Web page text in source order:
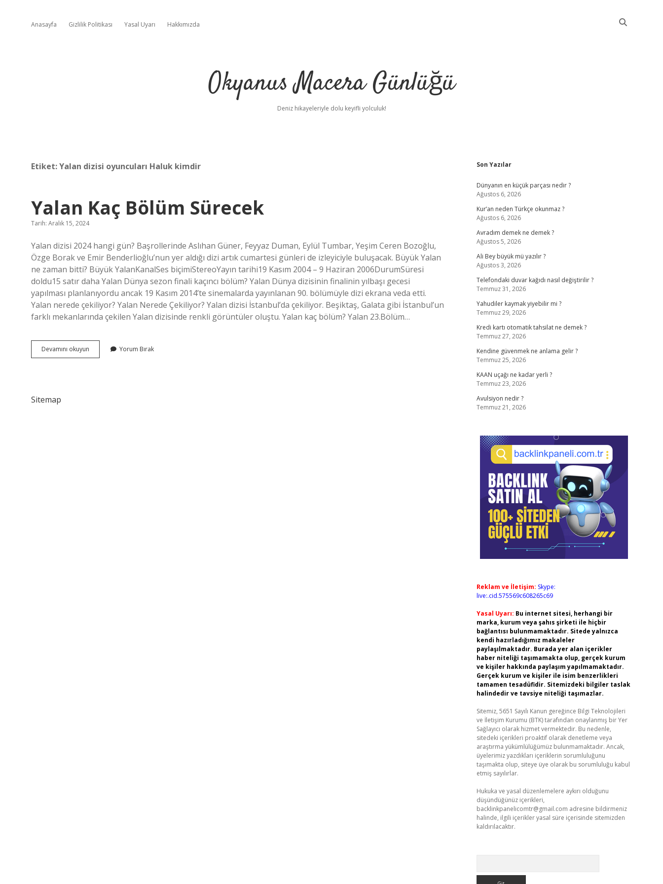
Anasayfa Gizlilik Politikası Yasal Uyarı Hakkımızda
Okyanus Macera Günlüğü
Deniz hikayeleriyle dolu keyifli yolculuk!
Etiket:Yalan dizisi oyuncuları Haluk kimdir
Yalan Kaç Bölüm Sürecek
Tarih: Aralık 15, 2024
Yalan dizisi 2024 hangi gün? Başrollerinde Aslıhan Güner, Feyyaz Duman, Eylül Tumbar, Yeşim Ceren Bozoğlu,
Özge Borak ve Emir Benderlioğlu’nun yer aldığı dizi artık cumartesi günleri de izleyiciyle buluşacak. Büyük Yalan
ne zaman bitti? Büyük YalanKanalSes biçimiStereoYayın tarihi19 Kasım 2004 – 9 Haziran 2006DurumSüresi
doldu15 satır daha Yalan Dünya sezon finali kaçıncı bölüm? Yalan Dünya dizisinin finalinin yılbaşı gecesi
yapılması planlanıyordu ancak 19 Kasım 2014’te sinemalarda yayınlanan 90. bölümüyle dizi ekrana veda etti.
Yalan nerede çekiliyor? Yalan Nerede Çekiliyor? Yalan dizisi İstanbul’da çekiliyor. Beşiktaş, Galata gibi İstanbul’un
farklı mekanlarında çekilen Yalan dizisinde renkli görüntüler oluştu. Yalan kaç bölüm? Yalan 23.Bölüm…
Devamını okuyun
Kaç
Yorum Bırak
Sitemap
Sidebar
Son Yazılar
Dünyanın en küçük parçası nedir ?
Ağustos 6, 2026
Kur’an neden Türkçe okunmaz ?
Ağustos 6, 2026
Avradım demek ne demek ?
Ağustos 5, 2026
Ali Bey büyük mü yazılır ?
Ağustos 3, 2026
Telefondaki duvar kağıdı nasıl değiştirilir ?
Temmuz 31, 2026
Yahudiler kaymak yiyebilir mi ?
Temmuz 29, 2026
Kredi kartı otomatik tahsilat ne demek ?
Temmuz 27, 2026
Kendine güvenmek ne anlama gelir ?
Temmuz 25, 2026
KAAN uçağı ne kadar yerli ?
Temmuz 23, 2026
Avulsiyon nedir ?
Temmuz 21, 2026
Reklam ve İletişim: Skype:
live:.cid.575569c608265c69
Yasal Uyarı: Bu internet sitesi, herhangi bir
marka, kurum veya şahıs şirketi ile hiçbir
bağlantısı bulunmamaktadır. Sitede yalnızca
kendi hazırladığımız makaleler
paylaşılmaktadır. Burada yer alan içerikler
haber niteliği taşımamakta olup, gerçek kurum
ve kişiler hakkında paylaşım yapılmamaktadır.
Gerçek kurum ve kişiler ile isim benzerlikleri
tamamen tesadüfidir. Sitemizdeki bilgiler taslak
halindedir ve tavsiye niteliği taşımazlar.
Sitemiz, 5651 Sayılı Kanun gereğince Bilgi Teknolojileri
ve İletişim Kurumu (BTK) tarafından onaylanmış bir Yer
Sağlayıcı olarak hizmet vermektedir. Bu nedenle,
sitedeki içerikleri proaktif olarak denetleme veya
araştırma yükümlülüğümüz bulunmamaktadır. Ancak,
üyelerimiz yazdıkları içeriklerin sorumluluğunu
taşımakta olup, siteye üye olarak bu sorumluluğu kabul
etmiş sayılırlar.
Hukuka ve yasal düzenlemelere aykırı olduğunu
düşündüğünüz içerikleri,
backlinkpanelicomtr@gmail.com adresine bildirmeniz
halinde, ilgili içerikler yasal süre içerisinde sitemizden
kaldırılacaktır.